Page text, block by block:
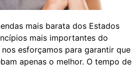
mais barata dos Estados
mais importantes do
esforçamos para garantir que
apenas o melhor. O tempo de